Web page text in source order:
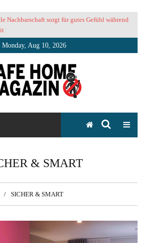
Nachbarschaft sorgt für gutes Gefühl während
Monday, Aug 10, 2026
Magazin
& SMART
SICHER & SMART